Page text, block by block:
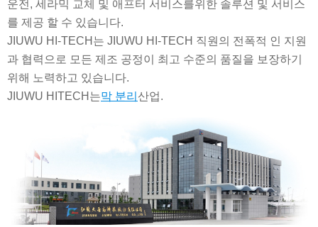
운전, 세라믹 교체 및 애프터 서비스를위한 솔루션 및 서비스
를 제공 할 수 있습니다.
JIUWU HI-TECH는 JIUWU HI-TECH 직원의 전폭적 인 지원
과 협력으로 모든 제조 공정이 최고 수준의 품질을 보장하기
위해 노력하고 있습니다.
JIUWU HITECH는막 분리 산업.